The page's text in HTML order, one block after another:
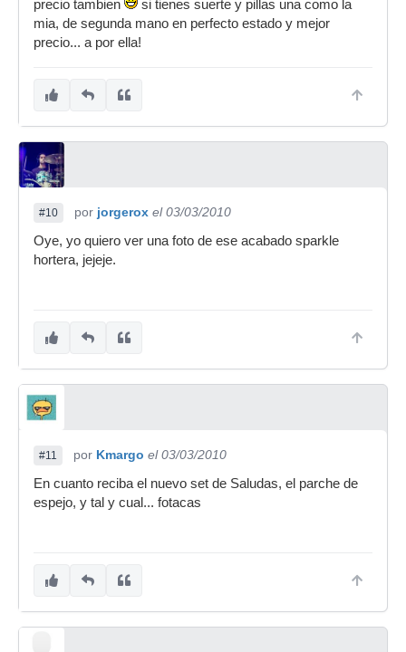
precio tambien
si tienes suerte y pillas una como la
mia, de segunda mano en perfecto estado y mejor
precio... a por ella!
#10 por jorgerox el 03/03/2010
Oye, yo quiero ver una foto de ese acabado sparkle
hortera, jejeje.
#11 por Kmargo el 03/03/2010
En cuanto reciba el nuevo set de Saludas, el parche de
espejo, y tal y cual... fotacas